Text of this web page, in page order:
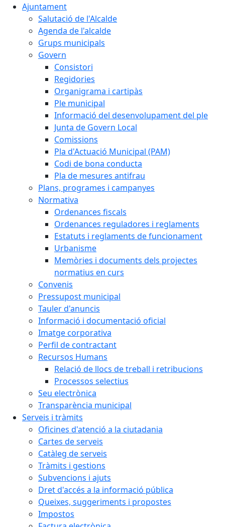
Ajuntament
Salutació de l'Alcalde
Agenda de l'alcalde
Grups municipals
Govern
Consistori
Regidories
Organigrama i cartipàs
Ple municipal
Informació del desenvolupament del ple
Junta de Govern Local
Comissions
Pla d'Actuació Municipal (PAM)
Codi de bona conducta
Pla de mesures antifrau
Plans, programes i campanyes
Normativa
Ordenances fiscals
Ordenances reguladores i reglaments
Estatuts i reglaments de funcionament
Urbanisme
Memòries i documents dels projectes
normatius en curs
Convenis
Pressupost municipal
Tauler d'anuncis
Informació i documentació oficial
Imatge corporativa
Perfil de contractant
Recursos Humans
Relació de llocs de treball i retribucions
Processos selectius
Seu electrònica
Transparència municipal
Serveis i tràmits
Oficines d'atenció a la ciutadania
Cartes de serveis
Catàleg de serveis
Tràmits i gestions
Subvencions i ajuts
Dret d'accés a la informació pública
Queixes, suggeriments i propostes
Impostos